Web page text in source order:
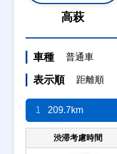
高萩
車種 普通車
表示順 距離順
1 209.7km
渋滞考慮時間